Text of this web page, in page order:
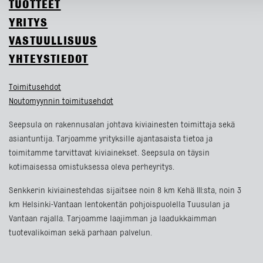
TUOTTEET
YRITYS
VASTUULLISUUS
YHTEYSTIEDOT
Toimitusehdot
Noutomyynnin toimitusehdot
Seepsula on rakennusalan johtava kiviainesten toimittaja sekä
asiantuntija. Tarjoamme yrityksille ajantasaista tietoa ja
toimitamme tarvittavat kiviainekset. Seepsula on täysin
kotimaisessa omistuksessa oleva perheyritys.
Senkkerin kiviainestehdas sijaitsee noin 8 km Kehä III:sta, noin 3
km Helsinki-Vantaan lentokentän pohjoispuolella Tuusulan ja
Vantaan rajalla. Tarjoamme laajimman ja laadukkaimman
tuotevalikoiman sekä parhaan palvelun.